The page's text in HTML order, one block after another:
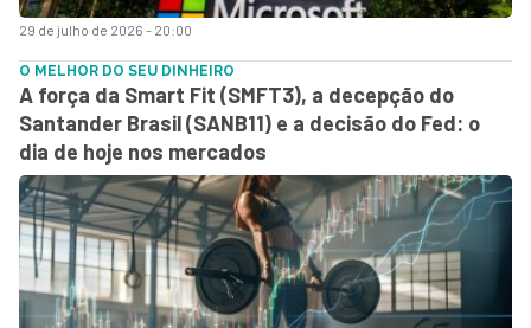
29 de julho de 2026 - 20:00
O MELHOR DO SEU DINHEIRO
A força da Smart Fit (SMFT3), a decepção do
Santander Brasil (SANB11) e a decisão do Fed: o
dia de hoje nos mercados